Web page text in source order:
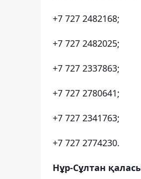
+7 727 2482168;
+7 727 2482025;
+7 727 2337863;
+7 727 2780641;
+7 727 2341763;
+7 727 2774230.
Нұр-Сұлтан